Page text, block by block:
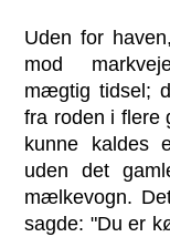
Uden for
mod
mægtig tidsel;
fra roden i flere
kunne kaldes
uden det
mælkevogn.
sagde: "Du er